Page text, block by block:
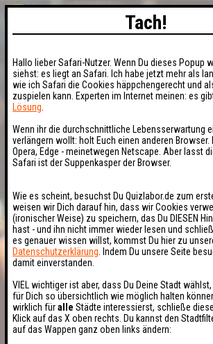
Tach!
Hallo lieber Safari-Nutzer. Wenn Du dieses Popup
siehst: es liegt an Safari. Ich habe jetzt mehr als
wie ich Safari die Cookies häppchengerecht und
zuspielen kann. Experten im Internet meinen: es
Lösung
Wenn ihr die durchschnittliche Lebensserwartung
verlängern wollt: holt Euch einen anderen Browser.
Opera, Edge - meinetwegen Netscape. Aber lasst
Safari ist der Suppenkasper der Browser.
Wie es scheint, besuchst Du Quizlabor.de zum
weisen wir Dich darauf hin, dass wir Cookies
(ironischer Weise) zu speichern, das Du DIESEN
hast - und ihn nicht immer wieder lesen und
es genauer wissen willst, kommst Du hier zu
Datenschutzerklärung . Indem Du unsere Seite
damit einverstanden.
VIEL wichtiger ist aber, dass Du Deine Stadt
für Dich so übersichtlich wie möglich halten
wirklich füralle Städte interessierst, schließe
Klick auf das X oben rechts. Du kannst den
auf das Wappen ganz oben links ändern: